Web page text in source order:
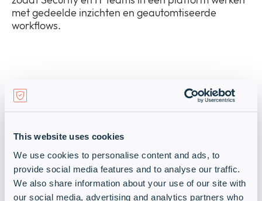
This website uses cookies
We use cookies to personalise content and ads, to
provide social media features and to analyse our traffic.
We also share information about your use of our site with
our social media, advertising and analytics partners who
met gedeelde inzichten en geautomtiseerde
workflows.
Erkenning van
experts
Ivanti wordt internationaal erkend als
toonaangevend leverancier in IT- en
beveiligingsbeheer. Ivanti werd door